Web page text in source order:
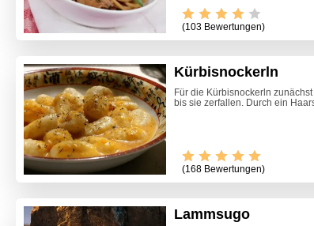
(103 Bewertungen)
Kürbisnockerln
Für die Kürbisnockerln
bis sie zerfallen. Durch ein
(168 Bewertungen)
Lammsugo